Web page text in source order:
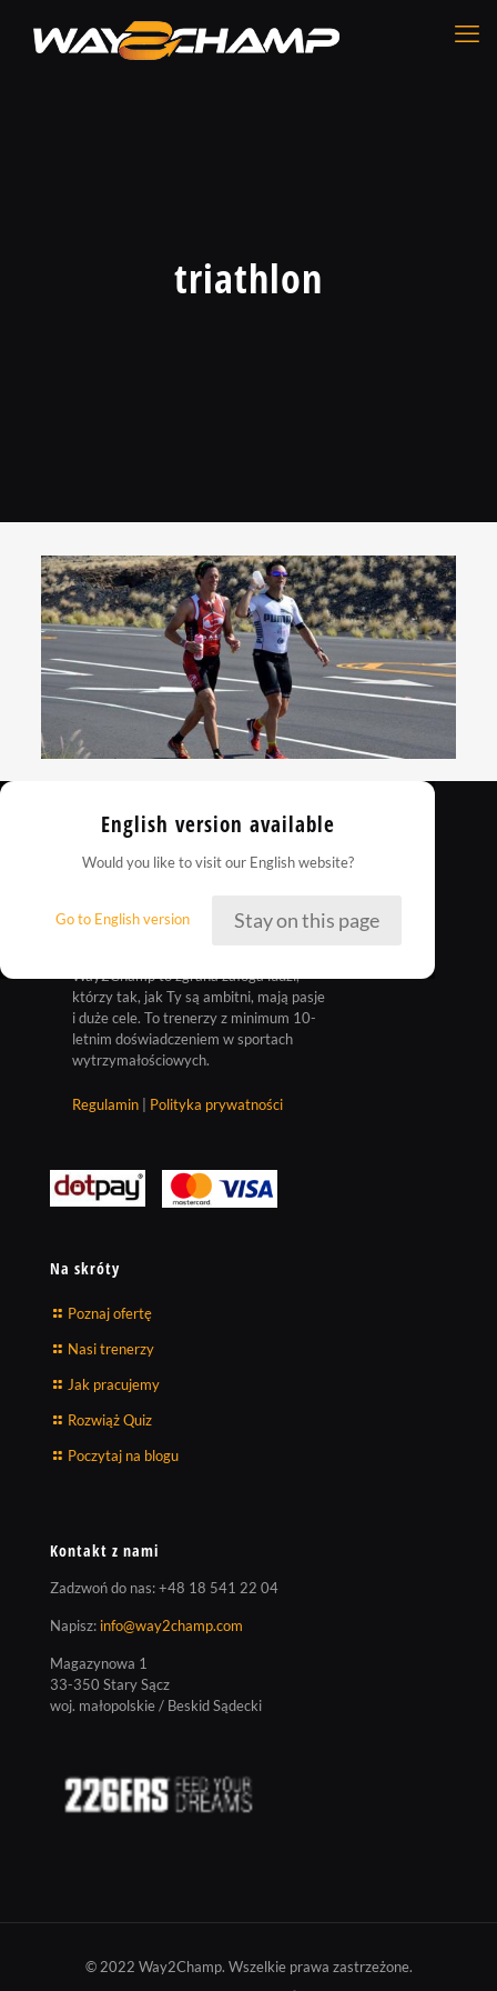
triathlon
Way2Champ to zgrana załoga ludzi,
którzy tak, jak Ty są ambitni, mają pasje
i duże cele. To trenerzy z minimum 10-
letnim doświadczeniem w sportach
wytrzymałościowych.
Regulamin Polityka prywatności
Na skróty
Poznaj ofertę
Nasi trenerzy
Jak pracujemy
Rozwiąż Quiz
Poczytaj na blogu
Kontakt z nami
Zadzwoń do nas:+48 18 541 22 04
Napisz: info@way2champ.com
Magazynowa 1
33-350 Stary Sącz
woj. małopolskie / Beskid Sądecki
© 2022 Way2Champ. Wszelkie prawa zastrzeżone.
English version available
Would you like to visit our English website?
Go to English version Stay on this page